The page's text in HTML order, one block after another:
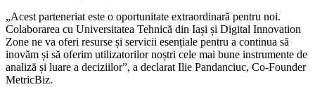
„Acest parteneriat este o oportunitate extraordinară pentru noi.
Colaborarea cu Universitatea Tehnică din Iași și Digital Innovation
Zone ne va oferi resurse și servicii esențiale pentru a continua să
inovăm și să oferim utilizatorilor noștri cele mai bune instrumente de
analiză și luare a deciziilor”, a declarat Ilie Pandanciuc, Co-Founder
MetricBiz.